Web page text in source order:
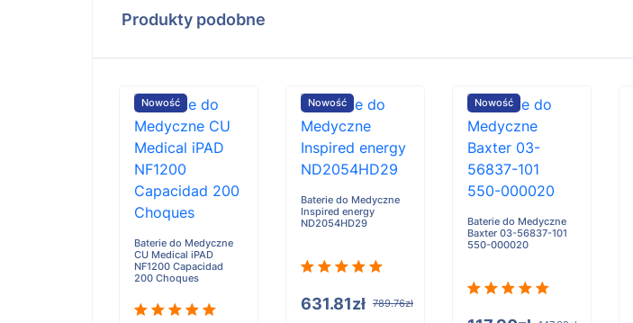
Produkty podobne
Nowość
Baterie do Medyczne
CU Medical iPAD
NF1200 Capacidad
200 Choques
Nowość
Baterie do Medyczne
Inspired energy
ND2054HD29
631.81zł 789.76zł
Nowość
Baterie do Medyczne
Baxter 03-56837-101
550-000020